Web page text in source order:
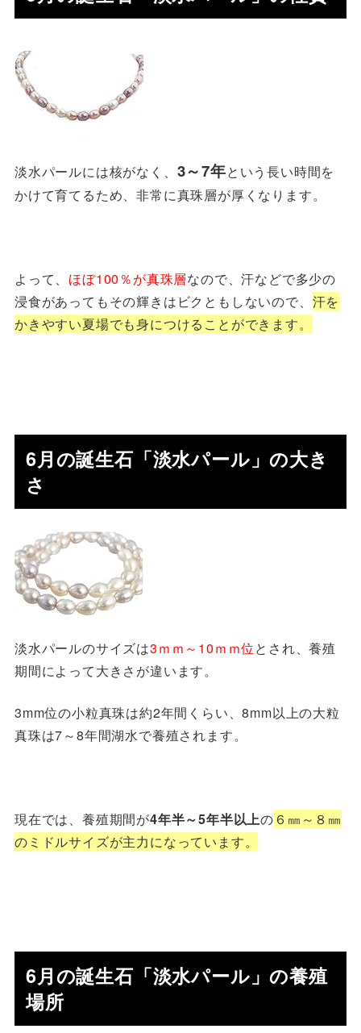
淡水パールには核がなく、 3～7年という長い時間を
かけて育てるため、非常に真珠層が厚くなります。
よって、 ほぼ100％が真珠層なので、汗などで多少の
浸食があってもその輝きはビクともしないので、 汗を
かきやすい夏場でも身につけることができます。
6月の誕生石「淡水パール」の大き
さ
淡水パールのサイズは3ｍｍ～10ｍｍ位とされ、養殖
期間によって大きさが違います。
3mm位の小粒真珠は約2年間くらい、8mm以上の大粒
真珠は7～8年間湖水で養殖されます。
現在では、養殖期間が4年半～5年半以上の ６㎜～８㎜
のミドルサイズが主力になっています。
6月の誕生石「淡水パール」の養殖
場所